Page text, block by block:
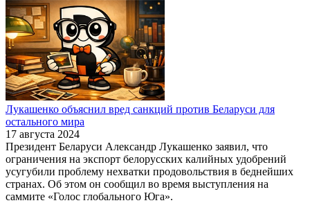
Лукашенко объяснил вред санкций против Беларуси для
остального мира
17 августа 2024
Президент Беларуси Александр Лукашенко заявил, что
ограничения на экспорт белорусских калийных удобрений
усугубили проблему нехватки продовольствия в беднейших
странах. Об этом он сообщил во время выступления на
саммите «Голос глобального Юга».